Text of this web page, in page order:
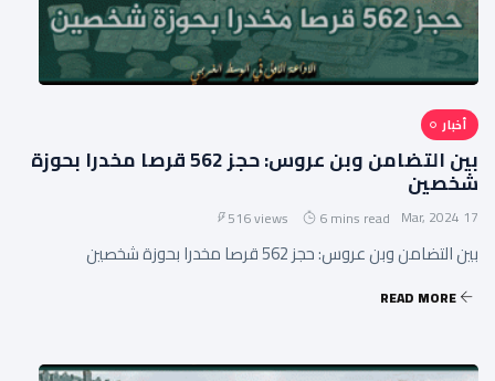
أخبار
بين التضامن وبن عروس: حجز 562 قرصا مخدرا بحوزة
شخصين
17 Mar, 2024
6 mins read
516 views
بين التضامن وبن عروس: حجز 562 قرصا مخدرا بحوزة شخصين
READ MORE